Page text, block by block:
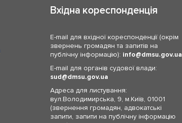
Вхідна кореспонденція
E-mail для вхідної кореспонденції (окрім
звернень громадян та запитів на
публічну інформацію): info
dmsu.gov.ua
E-mail для органів судової влади:
sud
dmsu.gov.ua
Адреса для листування:
вул.Володимирська, 9, м.Київ, 01001
(звернення громадян, адвокатські
запити, запити на публічну інформацію